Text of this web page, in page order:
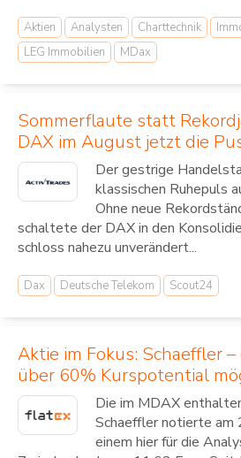
Aktien Analysten Charttechnik
LEG Immobilien
MDax
Sommerflaute statt
DAX im August jetzt die
Der gestrige
klassischen Ruhepuls
Ohne neue
schaltete der DAX in den
schloss nahezu unverändert...
Dax Deutsche Telekom Scout24
Aktie im Fokus: Schaeffler
über 60% Kurspotential
Die im MDAX
Schaeffler notierte am
einem hier für die